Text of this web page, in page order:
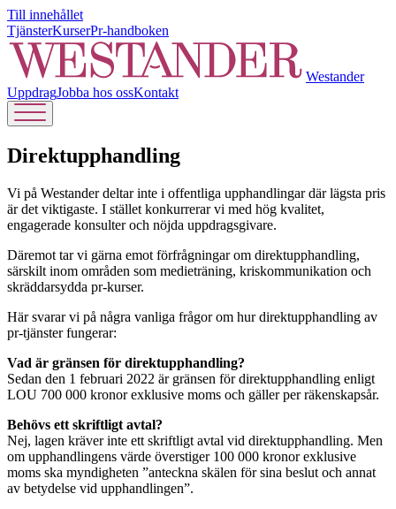
Till innehållet
TjänsterKurserPr-handboken
Westander
UppdragJobba hos ossKontakt
Direktupphandling
Vi på Westander deltar inte i offentliga upphandlingar där lägsta pris
är det viktigaste. I stället konkurrerar vi med hög kvalitet,
engagerade konsulter och nöjda uppdragsgivare.
Däremot tar vi gärna emot förfrågningar om direktupphandling,
särskilt inom områden som medieträning, kriskommunikation och
skräddarsydda pr-kurser.
Här svarar vi på några vanliga frågor om hur direktupphandling av
pr-tjänster fungerar:
Vad är gränsen för direktupphandling?
Sedan den 1 februari 2022 är gränsen för direktupphandling enligt
LOU 700 000 kronor exklusive moms och gäller per räkenskapsår.
Behövs ett skriftligt avtal?
Nej, lagen kräver inte ett skriftligt avtal vid direktupphandling. Men
om upphandlingens värde överstiger 100 000 kronor exklusive
moms ska myndigheten ”anteckna skälen för sina beslut och annat
av betydelse vid upphandlingen”.